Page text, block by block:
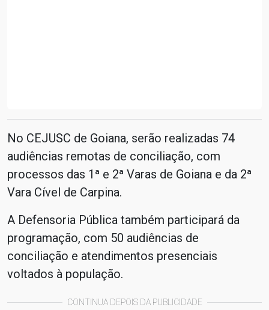
No CEJUSC de Goiana, serão realizadas 74
audiências remotas de conciliação, com
processos das 1ª e 2ª Varas de Goiana e da 2ª
Vara Cível de Carpina.
A Defensoria Pública também participará da
programação, com 50 audiências de
conciliação e atendimentos presenciais
voltados à população.
CONTINUA DEPOIS DA PUBLICIDADE